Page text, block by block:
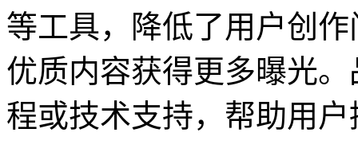
等工具，降低了用户创
优质内容获得更多曝光
程或技术支持，帮助用